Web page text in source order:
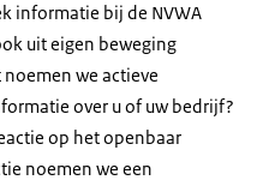
informatie bij de NVWA
uit eigen beweging
we actieve
over u of uw bedrijf?
op het openbaar
noemen we een